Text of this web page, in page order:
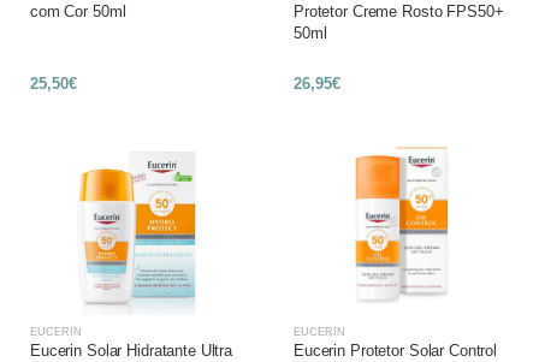
com Cor 50ml
25,50€
Protetor Creme Rosto FPS50+
50ml
26,95€
EUCERIN
Eucerin Solar Hidratante Ultra
EUCERIN
Eucerin Protetor Solar Control